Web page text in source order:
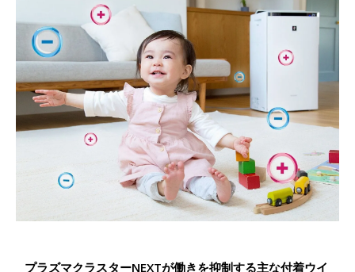
プラズマクラスターNEXTが働きを抑制する主な付着ウイ